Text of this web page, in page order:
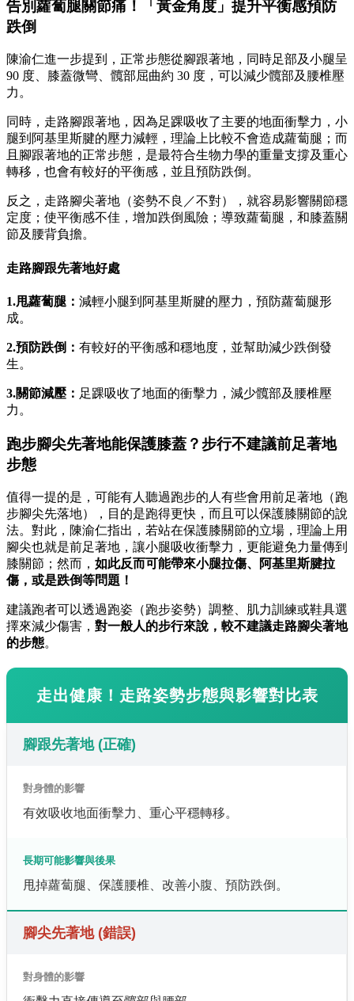
告別蘿蔔腿關節痛！「黃金角度」提升平衡感預防
跌倒
陳渝仁進一步提到，正常步態從腳跟著地，同時足部及小腿呈
90 度、膝蓋微彎、髖部屈曲約 30 度，可以減少髖部及腰椎壓
力。
同時，走路腳跟著地，因為足踝吸收了主要的地面衝擊力，小
腿到阿基里斯腱的壓力減輕，理論上比較不會造成蘿蔔腿；而
且腳跟著地的正常步態，是最符合生物力學的重量支撐及重心
轉移，也會有較好的平衡感，並且預防跌倒。
反之，走路腳尖著地（姿勢不良／不對），就容易影響關節穩
定度；使平衡感不佳，增加跌倒風險；導致蘿蔔腿，和膝蓋關
節及腰背負擔。
走路腳跟先著地好處
1.甩蘿蔔腿： 減輕小腿到阿基里斯腱的壓力，預防蘿蔔腿形
成。
2.預防跌倒： 有較好的平衡感和穩地度，並幫助減少跌倒發
生。
3.關節減壓： 足踝吸收了地面的衝擊力，減少髖部及腰椎壓
力。
跑步腳尖先著地能保護膝蓋？步行不建議前足著地
步態
值得一提的是，可能有人聽過跑步的人有些會用前足著地（跑
步腳尖先落地），目的是跑得更快，而且可以保護膝關節的說
法。對此，陳渝仁指出，若站在保護膝關節的立場，理論上用
腳尖也就是前足著地，讓小腿吸收衝擊力，更能避免力量傳到
膝關節；然而， 如此反而可能帶來小腿拉傷、阿基里斯腱拉
傷，或是跌倒等問題！
建議跑者可以透過跑姿（跑步姿勢）調整、肌力訓練或鞋具選
擇來減少傷害， 對一般人的步行來說，較不建議走路腳尖著地
的步態。
走出健康！走路姿勢步態與影響對比表
腳跟先著地 (正確)
對身體的影響
有效吸收地面衝擊力、重心平穩轉移。
長期可能影響與後果
甩掉蘿蔔腿、保護腰椎、改善小腹、預防跌倒。
腳尖先著地 (錯誤)
對身體的影響